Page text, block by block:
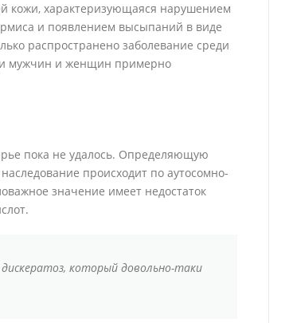
кожи, характеризующаяся нарушением
и появлением высыпаний в виде
распространено заболевание среди
мужчин и женщин примерно
пока не удалось. Определяющую
происходит по аутосомно-
значение имеет недостаток
который довольно-таки